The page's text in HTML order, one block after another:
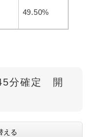
49.50%
分確定 開
える